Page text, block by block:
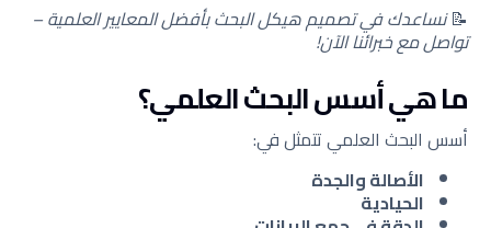
📝نساعدك في تصميم هيكل البحث بأفضل المعايير العلمية –
تواصل مع خبرائنا الآن!
ما هي أسس البحث العلمي؟
أسس البحث العلمي تتمثل في:
الأصالة والجدة
الحيادية